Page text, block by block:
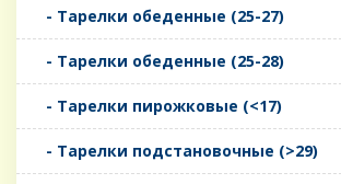
- Тарелки обеденные (25-27)
- Тарелки обеденные (25-28)
- Тарелки пирожковые (<17)
- Тарелки подстановочные (>29)